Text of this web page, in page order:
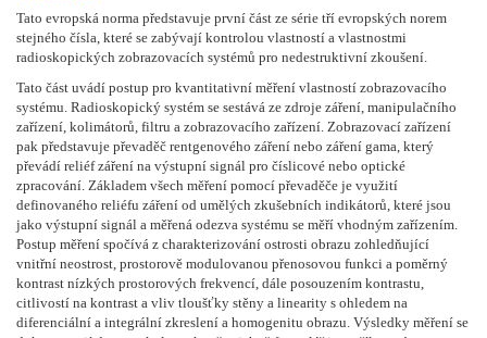
Tato evropská norma představuje první část ze série tří evropských norem
stejného čísla, které se zabývají kontrolou vlastností a vlastnostmi
radioskopických zobrazovacích systémů pro nedestruktivní zkoušení.
Tato část uvádí postup pro kvantitativní měření vlastností zobrazovacího
systému. Radioskopický systém se sestává ze zdroje záření, manipulačního
zařízení, kolimátorů, filtru a zobrazovacího zařízení. Zobrazovací zařízení
pak představuje převaděč rentgenového záření nebo záření gama, který
převádí reliéf záření na výstupní signál pro číslicové nebo optické
zpracování. Základem všech měření pomocí převaděče je využití
definovaného reliéfu záření od umělých zkušebních indikátorů, které jsou
jako výstupní signál a měřená odezva systému se měří vhodným zařízením.
Postup měření spočívá z charakterizování ostrosti obrazu zohledňující
vnitřní neostrost, prostorově modulovanou přenosovou funkci a poměrný
kontrast nízkých prostorových frekvencí, dále posouzením kontrastu,
citlivostí na kontrast a vliv tloušťky stěny a linearity s ohledem na
diferenciální a integrální zkreslení a homogenitu obrazu. Výsledky měření se